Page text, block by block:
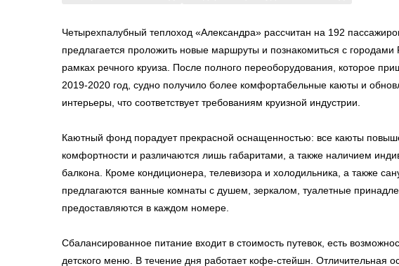
Четырехпалубный теплоход «Александра» рассчитан на 192
предлагается проложить новые маршруты и познакомиться с городами
рамках речного круиза. После полного переоборудования, которое
2019-2020 год, судно получило более комфортабельные каюты и
интерьеры, что соответствует требованиям круизной индустрии.
Каютный фонд порадует прекрасной оснащенностью: все каюты
комфортности и различаются лишь габаритами, а также наличием
балкона. Кроме кондиционера, телевизора и холодильника, а также
предлагаются ванные комнаты с душем, зеркалом, туалетные
предоставляются в каждом номере.
Сбалансированное питание входит в стоимость путевок, есть
детского меню. В течение дня работает кофе-стейшн. Отличительная